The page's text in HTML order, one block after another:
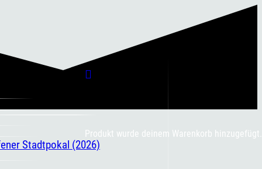
Stadtpokal (2026)
Produkt wurde deinem Warenkorb hinzugefügt.